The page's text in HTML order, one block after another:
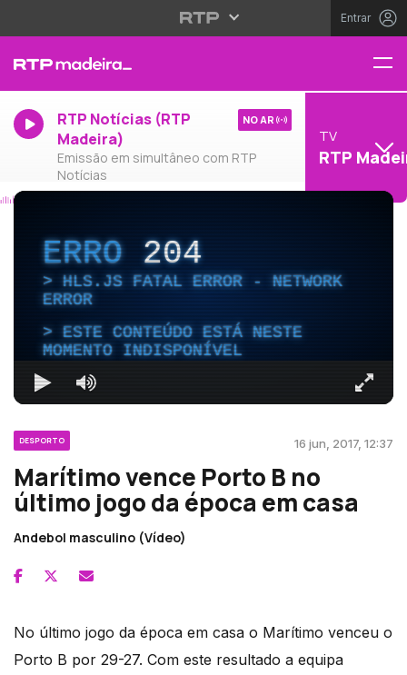
Entrar
RTP Notícias (RTP
Madeira)
Emissão em simultâneo com RTP
Notícias
NO AR
TV
RTP
ERRO204
HLS.JS FATAL ERROR - NETWORK
ERROR
ESTE CONTEÚDO ESTÁ NESTE
MOMENTO INDISPONÍVEL
DESPORTO 16 jun, 2017, 12:37
Marítimo vence Porto B no
último jogo da época em casa
Andebol masculino (Vídeo)
No último jogo da época em casa o Marítimo venceu o
Porto B por 29-27. Com este resultado a equipa